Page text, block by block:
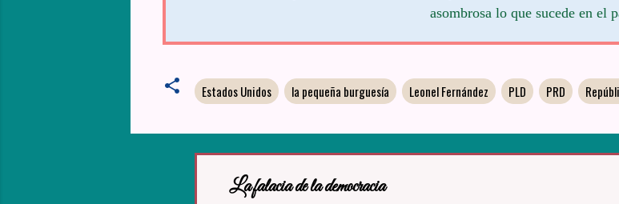
asombrosa lo que sucede en el
Estados Unidos la pequeña burguesía Leonel Fernández PLD PRD
La falacia de la democracia